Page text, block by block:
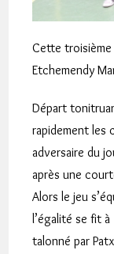
Cette
Etchemendy
Départ
rapidement les
adversaire du
après une
Alors le jeu
l’égalité se fit
talonné par